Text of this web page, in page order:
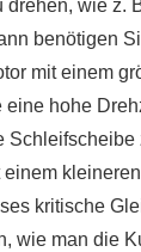
drehen, wie z.
benötigen
mit einem
hohe
Schleifscheibe
kritische
wie man die